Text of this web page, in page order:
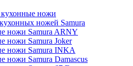
кухонные ножи
ножей Samura
ножи Samura ARNY
ножи Samura Joker
ножи Samura INKA
ножи Samura Damascus